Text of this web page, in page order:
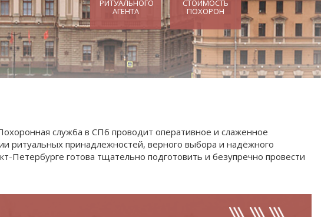
Эксгумация
Перезахоронение
Уборка и
благоустройство
захоронения
Залы прощания Санкт-
Петербурга
Колумбарии Санкт-
Петербурга
Трупохранилища
Городские
человек умер дома?
Что делать, если
человек умер в
больнице?
Что делать, когда
умер близкий
человек?
Калькулятор поминок
РИТУАЛЬНОГО
АГЕНТА
СТОИМОСТЬ
ПОХОРОН
служба в СПб проводит оперативное и слаженное
ритуальных принадлежностей, верного выбора и надёжного
Петербурге готова тщательно подготовить и безупречно провести